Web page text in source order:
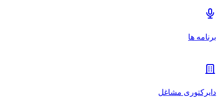
برنامه ها
دایرکتوری مشاغل